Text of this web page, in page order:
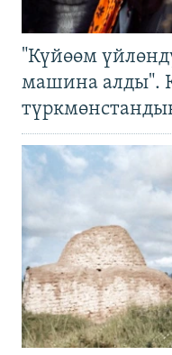
"Күйөөм
машина алды".